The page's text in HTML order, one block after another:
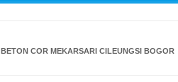
BETON COR MEKARSARI CILEUNGSI BOGOR